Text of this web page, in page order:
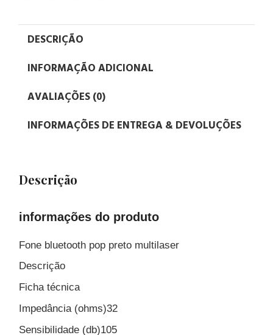
DESCRIÇÃO
INFORMAÇÃO ADICIONAL
AVALIAÇÕES (0)
INFORMAÇÕES DE ENTREGA & DEVOLUÇÕES
Descrição
informações do produto
Fone bluetooth pop preto multilaser
Descrição
Ficha técnica
Impedância (ohms)32
Sensibilidade (db)105